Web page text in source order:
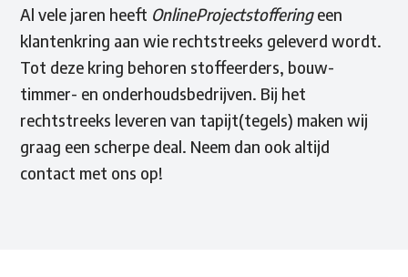
Al vele jaren heeft OnlineProjectstofferingeen
klantenkring aan wie rechtstreeks geleverd wordt.
Tot deze kring behoren stoffeerders, bouw-
timmer- en onderhoudsbedrijven. Bij het
rechtstreeks leveren van tapijt(tegels) maken wij
graag een scherpe deal. Neem dan ook altijd
contact met ons op!